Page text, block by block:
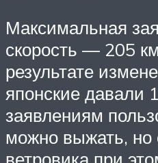
Максимальная
скорость — 205
результате
японские давали
заявлениям
можно выжать, но